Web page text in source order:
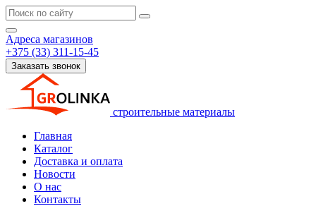
Адреса магазинов
+375 (33) 311-15-45
Заказать звонок
строительные материалы
Главная
Каталог
Доставка и оплата
Новости
О нас
Контакты